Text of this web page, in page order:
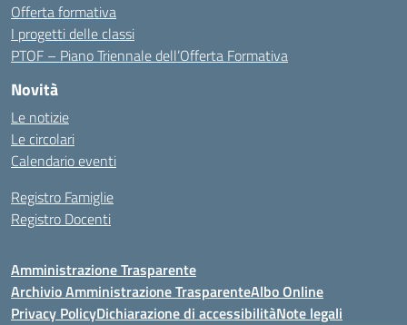
Offerta formativa
I progetti delle classi
PTOF – Piano Triennale dell’Offerta Formativa
Novità
Le notizie
Le circolari
Calendario eventi
Registro Famiglie
Registro Docenti
Amministrazione Trasparente
Archivio Amministrazione TrasparenteAlbo Online
Privacy PolicyDichiarazione di accessibilitàNote legali